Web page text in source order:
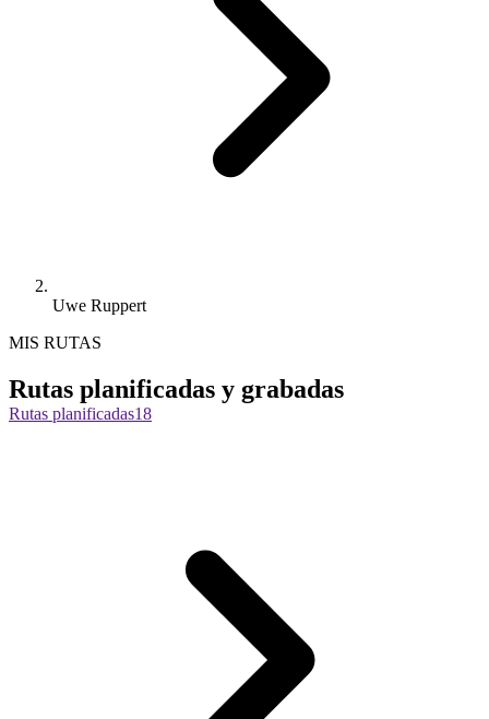
Uwe Ruppert
MIS RUTAS
Rutas planificadas y grabadas
Rutas planificadas18